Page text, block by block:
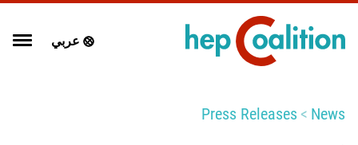
عربي
News
Press Releases